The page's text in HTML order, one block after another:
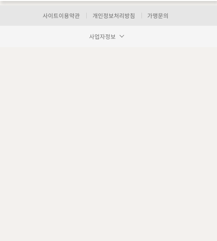
사이트이용약관 개인정보처리방침 가맹문의
사업자정보